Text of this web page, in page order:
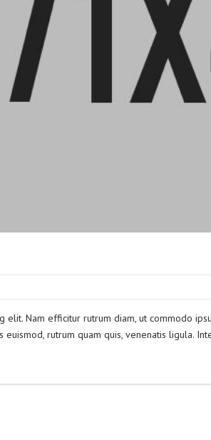
Nam efficitur rutrum diam, ut commodo
rutrum quam quis, venenatis ligula.